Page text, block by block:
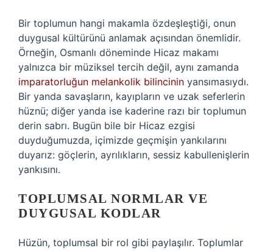
Bir toplumun hangi makamla özdeşleştiği, onun
duygusal kültürünü anlamak açısından önemlidir.
Örneğin, Osmanlı döneminde Hicaz makamı
yalnızca bir müziksel tercih değil, aynı zamanda
imparatorluğun melankolik bilincinin yansımasıydı.
Bir yanda savaşların, kayıpların ve uzak seferlerin
hüznü; diğer yanda ise kaderine razı bir toplumun
derin sabrı. Bugün bile bir Hicaz ezgisi
duyduğumuzda, içimizde geçmişin yankılarını
duyarız: göçlerin, ayrılıkların, sessiz kabullenişlerin
yankısını.
TOPLUMSAL NORMLAR VE
DUYGUSAL KODLAR
Hüzün, toplumsal bir rol gibi paylaşılır. Toplumlar